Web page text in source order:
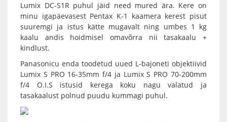
Lumix DC-S1Rpuhul jäid need mured ära. Kere on
minu igapäevasest Pentax K-1 kaamera kerest pisut
suuremgi ja istus kätte mugavalt ning umbes 1 kg
kaalu andis hoidmisel omavõrra nii tasakaalu +
kindlust.
Panasonicu enda toodetud uued L-bajoneti objektiivid
Lumix S PRO 16-35mm f/4 ja Lumix S PRO 70-200mm
f/4 O.I.S istusid kerega koku nagu valatud ja
tasakaalust polnud puudu kummagi puhul.